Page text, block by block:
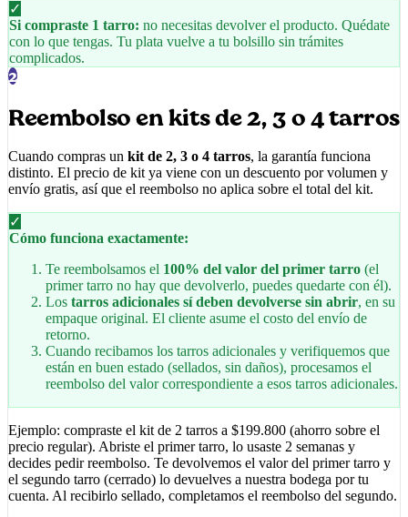
✓
Si compraste 1 tarro: no necesitas devolver el producto. Quédate
con lo que tengas. Tu plata vuelve a tu bolsillo sin trámites
complicados.
2
Reembolso en kits de 2, 3 o 4 tarros
Cuando compras un kit de 2, 3 o 4 tarros, la garantía funciona
distinto. El precio de kit ya viene con un descuento por volumen y
envío gratis, así que el reembolso no aplica sobre el total del kit.
✓
Cómo funciona exactamente:
Te reembolsamos el 100% del valor del primer tarro (el
primer tarro no hay que devolverlo, puedes quedarte con él).
Los tarros adicionales sí deben devolverse sin abrir, en su
empaque original. El cliente asume el costo del envío de
retorno.
Cuando recibamos los tarros adicionales y verifiquemos que
están en buen estado (sellados, sin daños), procesamos el
reembolso del valor correspondiente a esos tarros adicionales.
Ejemplo: compraste el kit de 2 tarros a $199.800 (ahorro sobre el
precio regular). Abriste el primer tarro, lo usaste 2 semanas y
decides pedir reembolso. Te devolvemos el valor del primer tarro y
el segundo tarro (cerrado) lo devuelves a nuestra bodega por tu
cuenta. Al recibirlo sellado, completamos el reembolso del segundo.